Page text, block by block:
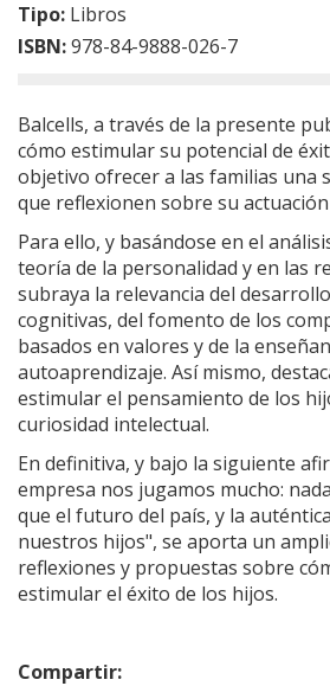
Tipo: Libros
ISBN:978-84-9888-026-7
Balcells, a través de la presente
cómo estimular su potencial de
objetivo ofrecer a las familias una
que reflexionen sobre su
Para ello, y basándose en el
teoría de la personalidad y en las
subraya la relevancia del
cognitivas, del fomento de los
basados en valores y de la
autoaprendizaje. Así mismo,
estimular el pensamiento de los
curiosidad intelectual.
En definitiva, y bajo la siguiente
empresa nos jugamos mucho:
que el futuro del país, y la
nuestros hijos", se aporta un
reflexiones y propuestas sobre
estimular el éxito de los hijos.
Compartir: